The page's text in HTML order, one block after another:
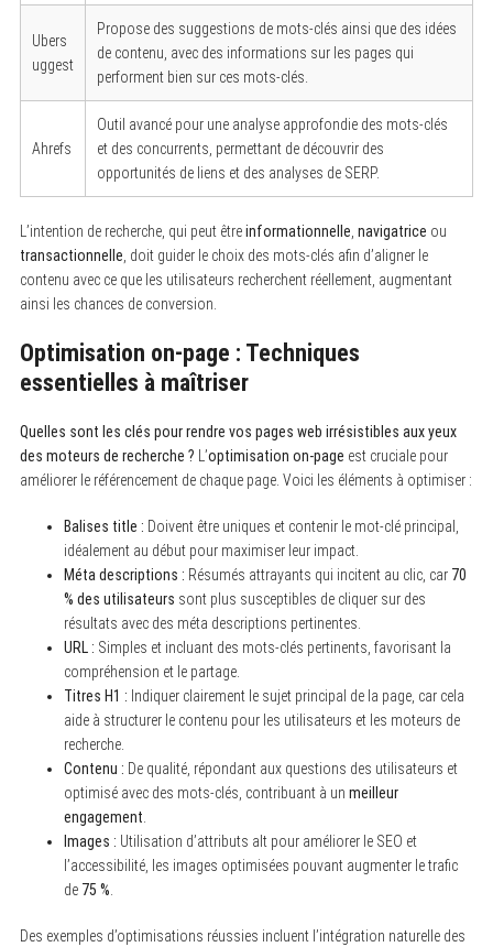
Ubers
uggest
Propose des suggestions de mots-clés ainsi que des idées
de contenu, avec des informations sur les pages qui
performent bien sur ces mots-clés.
Ahrefs
Outil avancé pour une analyse approfondie des mots-clés
et des concurrents, permettant de découvrir des
opportunités de liens et des analyses de SERP.
L’intention de recherche, qui peut êtreinformationnelle navigatrice ou
transactionnelle , doit guider le choix des mots-clés afin d’aligner le
contenu avec ce que les utilisateurs recherchent réellement, augmentant
ainsi les chances de conversion.
Optimisation on-page : Techniques
essentielles à maîtriser
Quelles sont les clés pour rendre vos pages web irrésistibles aux yeux
des moteurs de recherche ? L’optimisation on-page est cruciale pour
améliorer le référencement de chaque page. Voici les éléments à optimiser :
Balises title : Doivent être uniques et contenir le mot-clé principal,
idéalement au début pour maximiser leur impact.
Méta descriptions : Résumés attrayants qui incitent au clic, car 70
% des utilisateurs sont plus susceptibles de cliquer sur des
résultats avec des méta descriptions pertinentes.
URL : Simples et incluant des mots-clés pertinents, favorisant la
compréhension et le partage.
Titres H1 : Indiquer clairement le sujet principal de la page, car cela
aide à structurer le contenu pour les utilisateurs et les moteurs de
recherche.
Contenu : De qualité, répondant aux questions des utilisateurs et
optimisé avec des mots-clés, contribuant à un meilleur
engagement
Images : Utilisation d’attributs alt pour améliorer le SEO et
l’accessibilité, les images optimisées pouvant augmenter le trafic
de 75 %
Des exemples d’optimisations réussies incluent l’intégration naturelle des